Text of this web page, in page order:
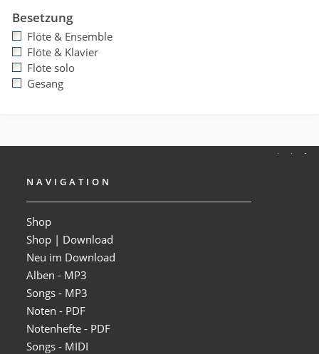
Besetzung
Flöte & Ensemble
Flöte & Klavier
Flöte solo
Gesang
NAVIGATION
Shop
Shop | Download
Neu im Download
Alben - MP3
Songs - MP3
Noten - PDF
Notenhefte - PDF
Songs - MIDI